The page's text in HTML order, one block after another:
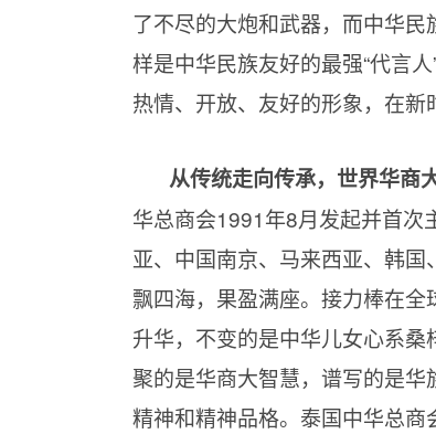
了不尽的大炮和武器，而中华
样是中华民族友好的最强“代言
热情、开放、友好的形象，在新
从传统走向传承，世界华商
华总商会1991年8月发起并首次
亚、中国南京、马来西亚、韩
飘四海，果盈满座。接力棒在全
升华，不变的是中华儿女心系桑
聚的是华商大智慧，谱写的是
精神和精神品格。泰国中华总商